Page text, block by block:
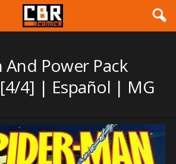
Power Pack
4] | Español | MG